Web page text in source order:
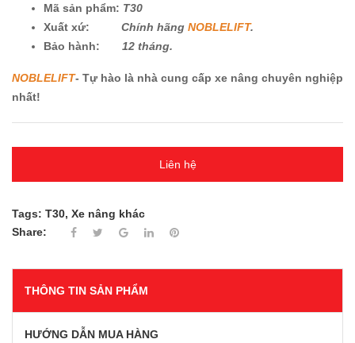
Mã sản phẩm: T30
Xuất xứ: Chính hãng NOBLELIFT.
Bảo hành:
12 tháng.
NOBLELIFT- Tự hào là nhà cung cấp xe nâng chuyên nghiệp
nhất!
Liên hệ
Tags: T30, Xe nâng khác
Share:
THÔNG TIN SẢN PHẨM
HƯỚNG DẪN MUA HÀNG